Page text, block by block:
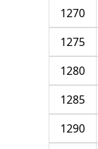
1270
1275
1280
1285
1290